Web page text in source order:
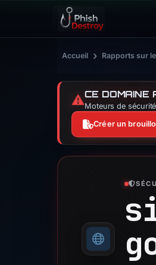
Accueil › Rapports sur
⚠️CE DOMAINE
Moteurs de
Créer un